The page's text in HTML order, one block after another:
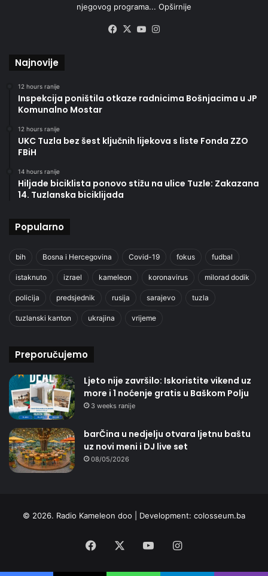
njegovog programa... Opširnije
Facebook
X YouTube
Najnovije
12 hours ranije
Inspekcija poništila otkaze radnicima Bošnjacima u JP
Komunalno Mostar
12 hours ranije
UKC Tuzla bez šest ključnih lijekova s liste Fonda ZZO
FBiH
14 hours ranije
Hiljade biciklista ponovo stižu na ulice Tuzle: Zakazana
14. Tuzlanska biciklijada
Popularno
bih Bosna i Hercegovina Covid-19 fokus fudbal
istaknuto izrael kameleon koronavirus milorad dodik
policija predsjednik rusija sarajevo tuzla
tuzlanski kanton ukrajina vrijeme
Preporučujemo
Ljeto nije završilo: Iskoristite vikend uz
more i 1 noćenje gratis u Baškom Polju
3 weeks ranije
barČina u nedjelju otvara ljetnu baštu
uz novi meni i DJ live set
08/05/2026
© 2026. Radio Kameleon doo | Development: colosseum.ba
Facebook YouTubeInstagram